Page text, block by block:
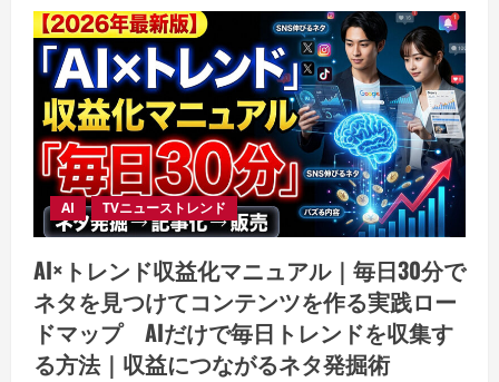
AI TVニューストレンド
AI×トレンド収益化マニュアル｜毎日30分で
ネタを見つけてコンテンツを作る実践ロー
ドマップ AIだけで毎日トレンドを収集す
る方法｜収益につながるネタ発掘術